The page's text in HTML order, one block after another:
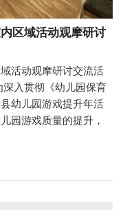
区域活动观摩研讨
活动观摩研讨交流活
入贯彻《幼儿园保育
幼儿园游戏提升年活
园游戏质量的提升，